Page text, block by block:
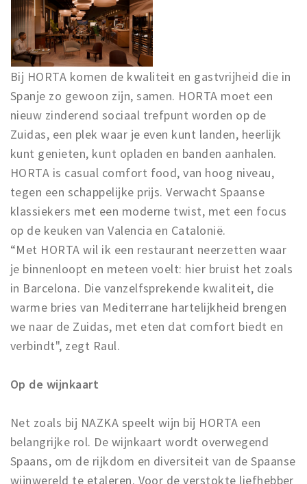
Bij HORTA komen de kwaliteit en gastvrijheid die in
Spanje zo gewoon zijn, samen. HORTA moet een
nieuw zinderend sociaal trefpunt worden op de
Zuidas, een plek waar je even kunt landen, heerlijk
kunt genieten, kunt opladen en banden aanhalen.
HORTA is casual comfort food, van hoog niveau,
tegen een schappelijke prijs. Verwacht Spaanse
klassiekers met een moderne twist, met een focus
op de keuken van Valencia en Catalonië.
“Met HORTA wil ik een restaurant neerzetten waar
je binnenloopt en meteen voelt: hier bruist het zoals
in Barcelona. Die vanzelfsprekende kwaliteit, die
warme bries van Mediterrane hartelijkheid brengen
we naar de Zuidas, met eten dat comfort biedt en
verbindt", zegt Raul.
Op de wijnkaart
Net zoals bij NAZKA speelt wijn bij HORTA een
belangrijke rol. De wijnkaart wordt overwegend
Spaans, om de rijkdom en diversiteit van de Spaanse
wijnwereld te etaleren. Voor de verstokte liefhebber